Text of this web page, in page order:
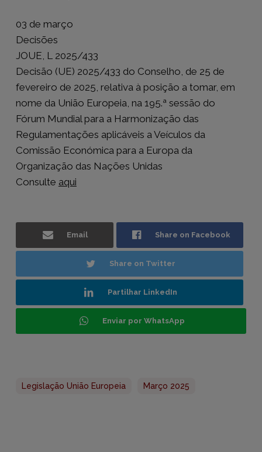
03 de março
Decisões
JOUE, L 2025/433
Decisão (UE) 2025/433 do Conselho, de 25 de
fevereiro de 2025, relativa à posição a tomar, em
nome da União Europeia, na 195.ª sessão do
Fórum Mundial para a Harmonização das
Regulamentações aplicáveis a Veículos da
Comissão Económica para a Europa da
Organização das Nações Unidas
Consulte aqui
Email Share on Facebook
Share on Twitter
Partilhar LinkedIn
Enviar por WhatsApp
Legislação União Europeia Março 2025